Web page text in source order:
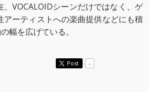
、VOCALOIDシーンだけではなく、ゲ
アーティストへの楽曲提供などにも積
幅を広げている。
Post -